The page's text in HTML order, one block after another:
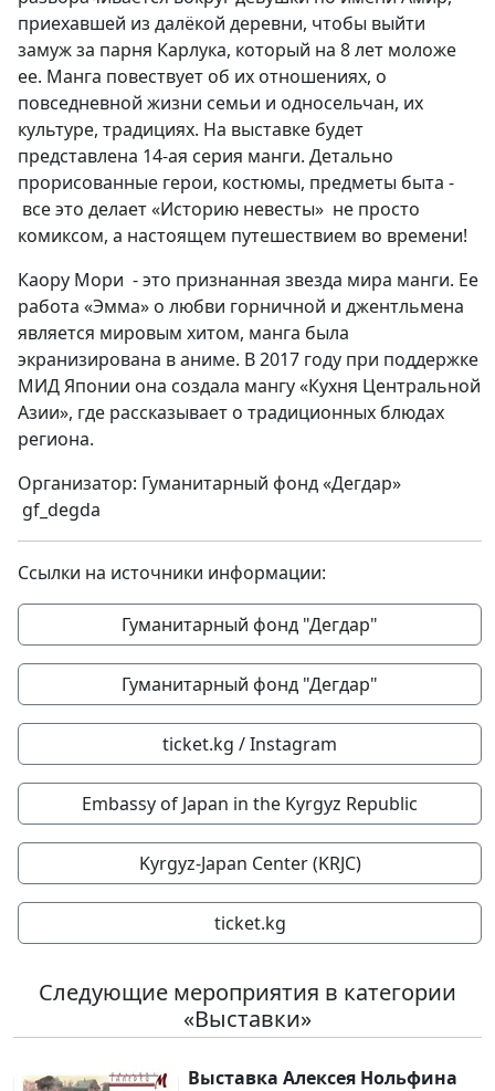
приехавшей из далёкой деревни, чтобы выйти
замуж за парня Карлука, который на 8 лет моложе
ее. Манга повествует об их отношениях, о
повседневной жизни семьи и односельчан, их
культуре, традициях. На выставке будет
представлена 14-ая серия манги. Детально
прорисованные герои, костюмы, предметы быта -
все это делает «Историю невесты» не просто
комиксом, а настоящем путешествием во времени!
Каору Мори - это признанная звезда мира манги. Ее
работа «Эмма» о любви горничной и джентльмена
является мировым хитом, манга была
экранизирована в аниме. В 2017 году при поддержке
МИД Японии она создала мангу «Кухня Центральной
Азии», где рассказывает о традиционных блюдах
региона.
Организатор: Гуманитарный фонд «Дегдар»
gf_degda
Ссылки на источники информации:
Гуманитарный фонд "Дегдар"
Гуманитарный фонд "Дегдар"
ticket.kg / Instagram
Embassy of Japan in the Kyrgyz Republic
Kyrgyz-Japan Center (KRJC)
ticket.kg
Следующие мероприятия в категории
«Выставки»
Выставка Алексея Нольфина